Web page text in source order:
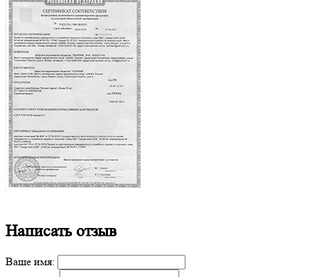
Написать отзыв
Ваше имя: